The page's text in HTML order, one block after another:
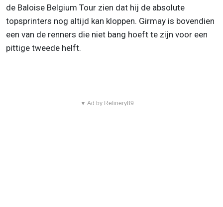
de Baloise Belgium Tour zien dat hij de absolute
topsprinters nog altijd kan kloppen. Girmay is bovendien
een van de renners die niet bang hoeft te zijn voor een
pittige tweede helft.
▼ Ad by Refinery89